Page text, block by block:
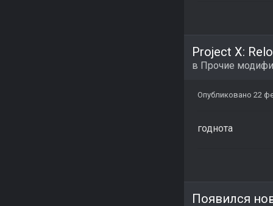
Project X:
в Прочие
Опубликовано 22
годнота